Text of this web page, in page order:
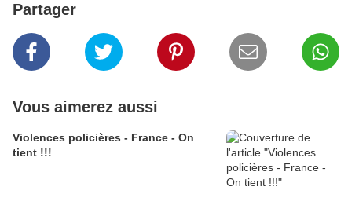
Partager
Vous aimerez aussi
Violences policières - France - On
tient !!!